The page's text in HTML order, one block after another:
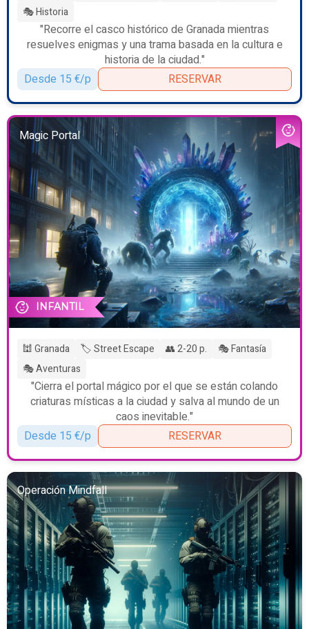
🎭 Historia
"Recorre el casco histórico de Granada mientras
resuelves enigmas y una trama basada en la cultura e
historia de la ciudad."
Desde 15 €/p
RESERVAR
Magic Portal
INFANTIL
🕍 Granada 🏷️ Street Escape 👥 2-20 p.
🎭 Fantasía
🎭 Aventuras
"Cierra el portal mágico por el que se están colando
criaturas místicas a la ciudad y salva al mundo de un
caos inevitable."
Desde 15 €/p
RESERVAR
Operación Mindfall